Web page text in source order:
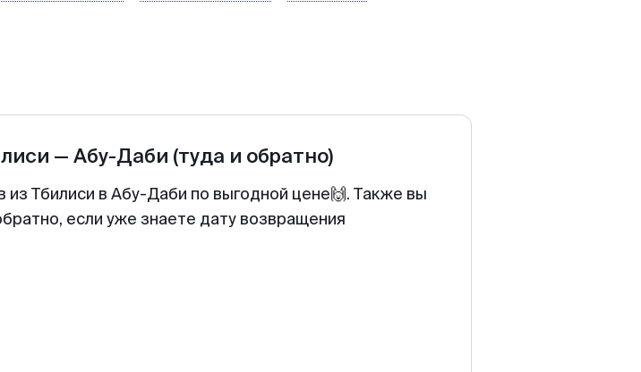
— Абу-Даби (туда и обратно)
Тбилиси в Абу-Даби по выгодной цене🙌. Также вы
если уже знаете дату возвращения